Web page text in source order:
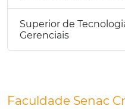
Superior de
Gerenciais
Faculdade Senac